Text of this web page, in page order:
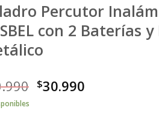
Percutor
con 2 Baterías
$30.990